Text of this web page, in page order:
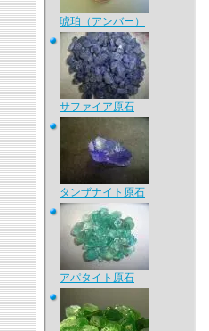
琥珀（アンバー）
サファイア原石
タンザナイト原石
アパタイト原石